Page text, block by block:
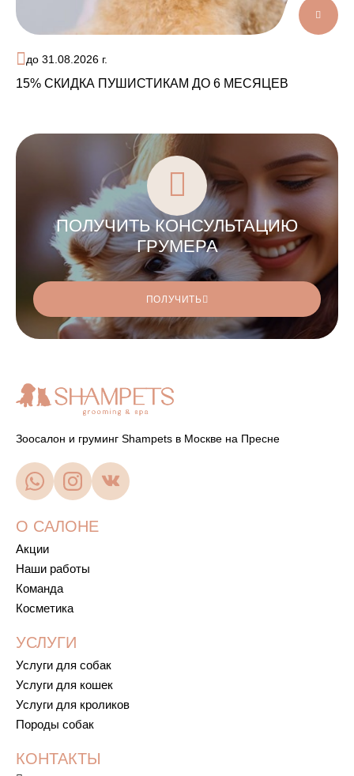
до 31.08.2026 г.
15% СКИДКА ПУШИСТИКАМ ДО 6 МЕСЯЦЕВ
ПОЛУЧИТЬ КОНСУЛЬТАЦИЮ
ГРУМЕРА
ПОЛУЧИТЬ
Зоосалон и груминг Shampets в Москве на Пресне
О САЛОНЕ
Акции
Наши работы
Команда
Косметика
УСЛУГИ
Услуги для собак
Услуги для кошек
Услуги для кроликов
Породы собак
КОНТАКТЫ